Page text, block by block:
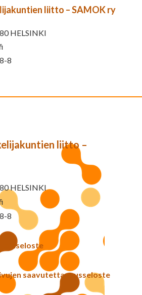
liitto – SAMOK ry
HELSINKI
8
liitto –
HELSINKI
8
saavutettavuusseloste